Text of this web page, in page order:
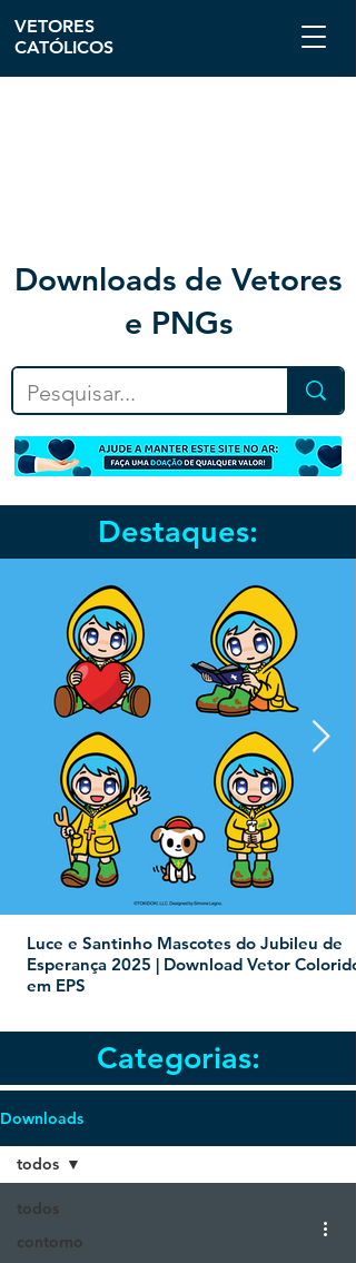
Downloads de Vetores
e PNGs
VETORES
CATÓLICOS
Destaques:
Luce e Santinho Mascotes do Jubileu de
Esperança 2025 | Download Vetor Colorido
em EPS
Categorias:
Downloads
todos
contorno
todos